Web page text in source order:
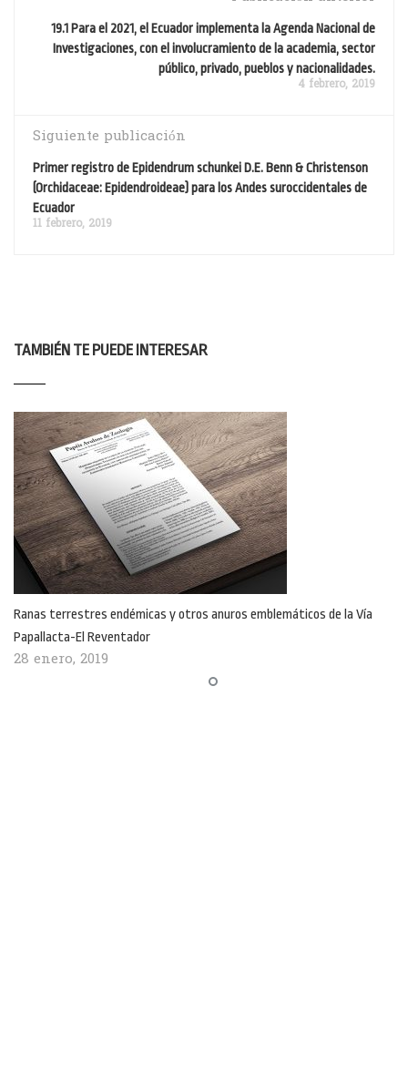
19.1 Para el 2021, el Ecuador implementa la Agenda Nacional de
Investigaciones, con el involucramiento de la academia, sector
público, privado, pueblos y nacionalidades.
4 febrero, 2019
Siguiente publicación
Primer registro de Epidendrum schunkei D.E. Benn & Christenson
(Orchidaceae: Epidendroideae) para los Andes suroccidentales de
Ecuador
11 febrero, 2019
TAMBIÉN TE PUEDE INTERESAR
Ranas terrestres endémicas y otros anuros emblemáticos de la Vía
Papallacta-El Reventador
28 enero, 2019